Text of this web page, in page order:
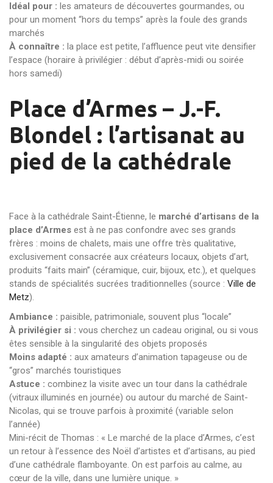
Idéal pour : les amateurs de découvertes gourmandes, ou
pour un moment “hors du temps” après la foule des grands
marchés
À connaître : la place est petite, l’affluence peut vite densifier
l’espace (horaire à privilégier : début d’après-midi ou soirée
hors samedi)
Place d’Armes – J.-F.
Blondel : l’artisanat au
pied de la cathédrale
Face à la cathédrale Saint-Étienne, le marché d’artisans de la
place d’Armes est à ne pas confondre avec ses grands
frères : moins de chalets, mais une offre très qualitative,
exclusivement consacrée aux créateurs locaux, objets d’art,
produits “faits main” (céramique, cuir, bijoux, etc.), et quelques
stands de spécialités sucrées traditionnelles (source : Ville de
Metz).
Ambiance : paisible, patrimoniale, souvent plus “locale”
À privilégier si : vous cherchez un cadeau original, ou si vous
êtes sensible à la singularité des objets proposés
Moins adapté : aux amateurs d’animation tapageuse ou de
“gros” marchés touristiques
Astuce : combinez la visite avec un tour dans la cathédrale
(vitraux illuminés en journée) ou autour du marché de Saint-
Nicolas, qui se trouve parfois à proximité (variable selon
l’année)
Mini-récit de Thomas : « Le marché de la place d’Armes, c’est
un retour à l’essence des Noël d’artistes et d’artisans, au pied
d’une cathédrale flamboyante. On est parfois au calme, au
cœur de la ville, dans une lumière unique. »